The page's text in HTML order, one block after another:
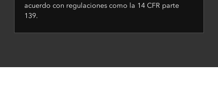
acuerdo con regulaciones como la 14 CFR parte
139.